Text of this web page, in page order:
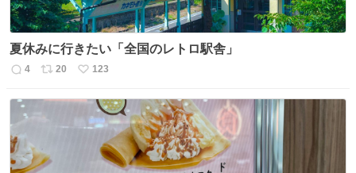
夏休みに行きたい「全国のレトロ駅舎」
返
4
リ
20
い
数
123